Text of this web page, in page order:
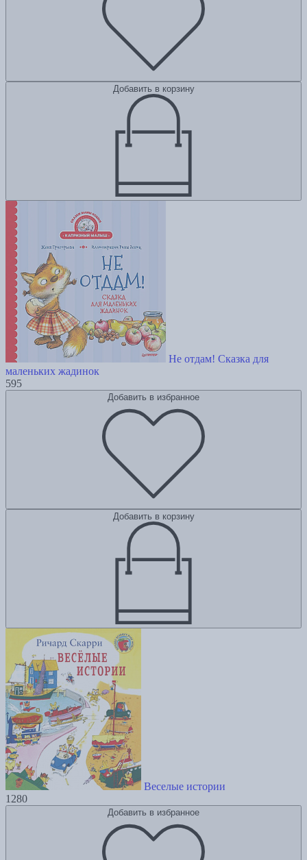
Добавить в корзину
Не отдам! Сказка для
маленьких жадинок
595
Добавить в избранное
Добавить в корзину
Веселые истории
1280
Добавить в избранное